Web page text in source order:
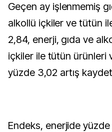
Geçen ay işlenmemiş
alkollü içkiler ve tütün
2,84, enerji, gıda ve
içkiler ile tütün ürünleri
yüzde 3,02 artış
Endeks, enerjide